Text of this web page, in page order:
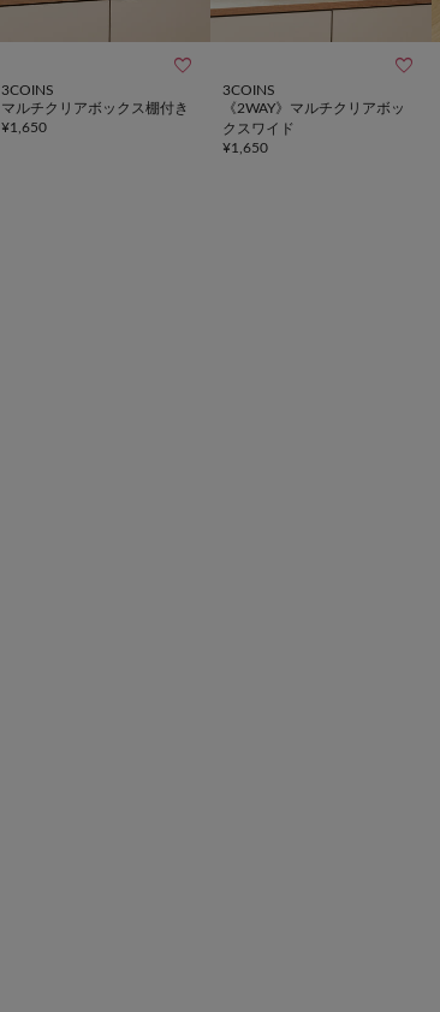

3COINS
マルチクリアボックス棚付き
¥1,650

3COINS
《2WAY》マルチクリアボッ
クスワイド
¥1,650